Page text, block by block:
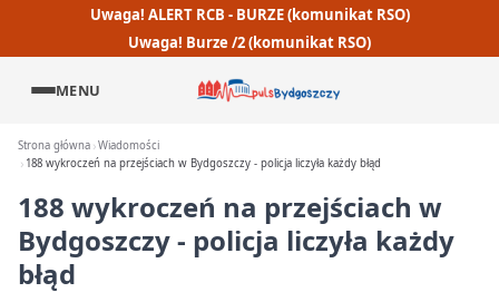
Uwaga! ALERT RCB - BURZE (komunikat RSO)
Uwaga! Burze /2 (komunikat RSO)
MENU
Strona główna Wiadomości
188 wykroczeń na przejściach w Bydgoszczy - policja liczyła każdy błąd
188 wykroczeń na przejściach w
Bydgoszczy - policja liczyła każdy
błąd